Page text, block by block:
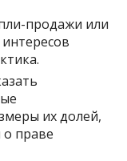
продажи или
их долей,
о праве